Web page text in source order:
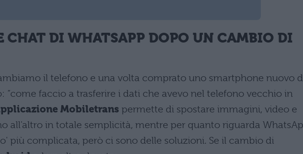
CHAT DI WHATSAPP DOPO UN CAMBIO DI
il telefono e una volta comprato uno smartphone nuovo
“come faccio a trasferire i dati che avevo nel telefono vecchio in
Mobiletrans permette di spostare immagini, video e
all'altro in totale semplicità, mentre per quanto riguarda
più complicata, però ci sono delle soluzioni. Se il cambio di